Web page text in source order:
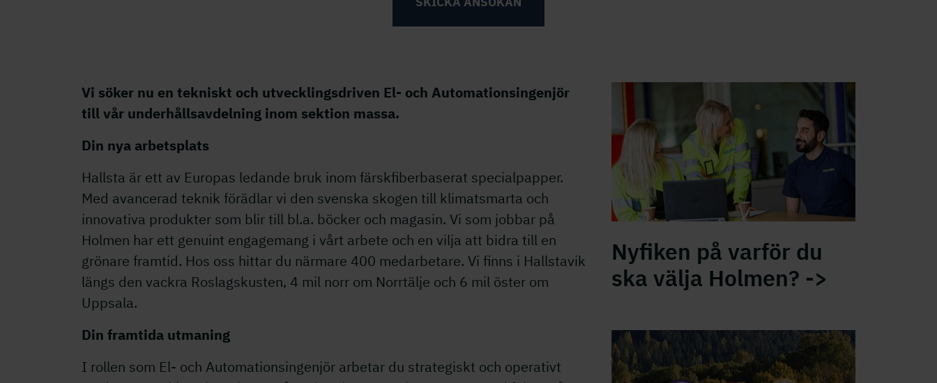
Vi söker nu en tekniskt och utvecklingsdriven El- och Automationsingenjör
till vår underhållsavdelning inom sektion massa.
Din nya arbetsplats
Hallsta är ett av Europas ledande bruk inom färskfiberbaserat specialpapper.
Med avancerad teknik förädlar vi den svenska skogen till klimatsmarta och
innovativa produkter som blir till bl.a. böcker och magasin. Vi som jobbar på
Holmen har ett genuint engagemang i vårt arbete och en vilja att bidra till en
grönare framtid. Hos oss hittar du närmare 400 medarbetare. Vi finns i Hallstavik
längs den vackra Roslagskusten, 4 mil norr om Norrtälje och 6 mil öster om
Uppsala.
Din framtida utmaning
I rollen som El- och Automationsingenjör arbetar du strategiskt och operativt
Nyfiken på varför du
ska välja Holmen? ->
Karriärföretag 2025